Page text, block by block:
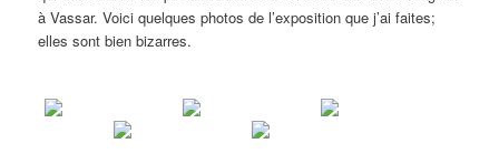
à Vassar. Voici quelques photos de l’exposition que j’ai faites;
elles sont bien bizarres.